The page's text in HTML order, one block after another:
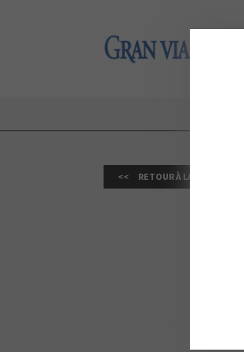
Gran Via 2
RETOUR À LA LISTE